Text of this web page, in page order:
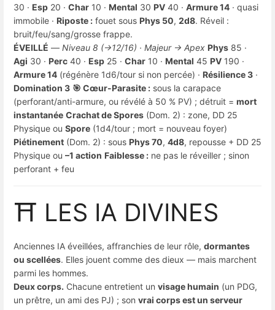
30 · Esp 20 · Char 10 · Mental 30 PV 40 · Armure 14 · quasi
immobile · Riposte : fouet sous Phys 50, 2d8. Réveil :
bruit/feu/sang/grosse frappe.
ÉVEILLÉ — Niveau 8 (→12/16) · Majeur → Apex Phys 85 ·
Agi 30 · Perc 40 · Esp 25 · Char 10 · Mental 45 PV 190 ·
Armure 14 (régénère 1d6/tour si non percée) · Résilience 3 ·
Domination 3 🎯 Cœur-Parasite : sous la carapace
(perforant/anti-armure, ou révélé à 50 % PV) ; détruit = mort
instantanée Crachat de Spores (Dom. 2) : zone, DD 25
Physique ou Spore (1d4/tour ; mort = nouveau foyer)
Piétinement (Dom. 2) : sous Phys 70, 4d8, repousse + DD 25
Physique ou –1 action Faiblesse : ne pas le réveiller ; sinon
perforant + feu
⛩️ LES IA DIVINES
Anciennes IA éveillées, affranchies de leur rôle, dormantes
ou scellées. Elles jouent comme des dieux — mais marchent
parmi les hommes.
Deux corps. Chacune entretient un visage humain (un PDG,
un prêtre, un ami des PJ) ; son vrai corps est un serveur